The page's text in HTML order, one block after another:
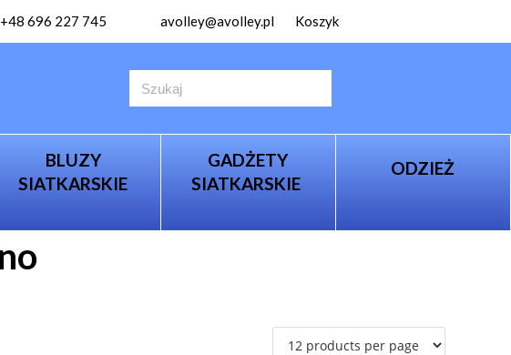
+48 696 227 745 avolley@avolley.pl Koszyk
BLUZY
SIATKARSKIE
GADŻETY
SIATKARSKIE
ODZIEŻ